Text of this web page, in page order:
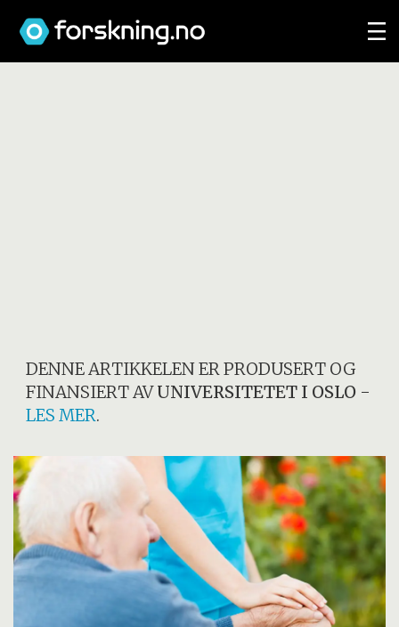
DENNE ARTIKKELEN ER PRODUSERT OG
FINANSIERT AVUNIVERSITETET I OSLO -
LES MER.